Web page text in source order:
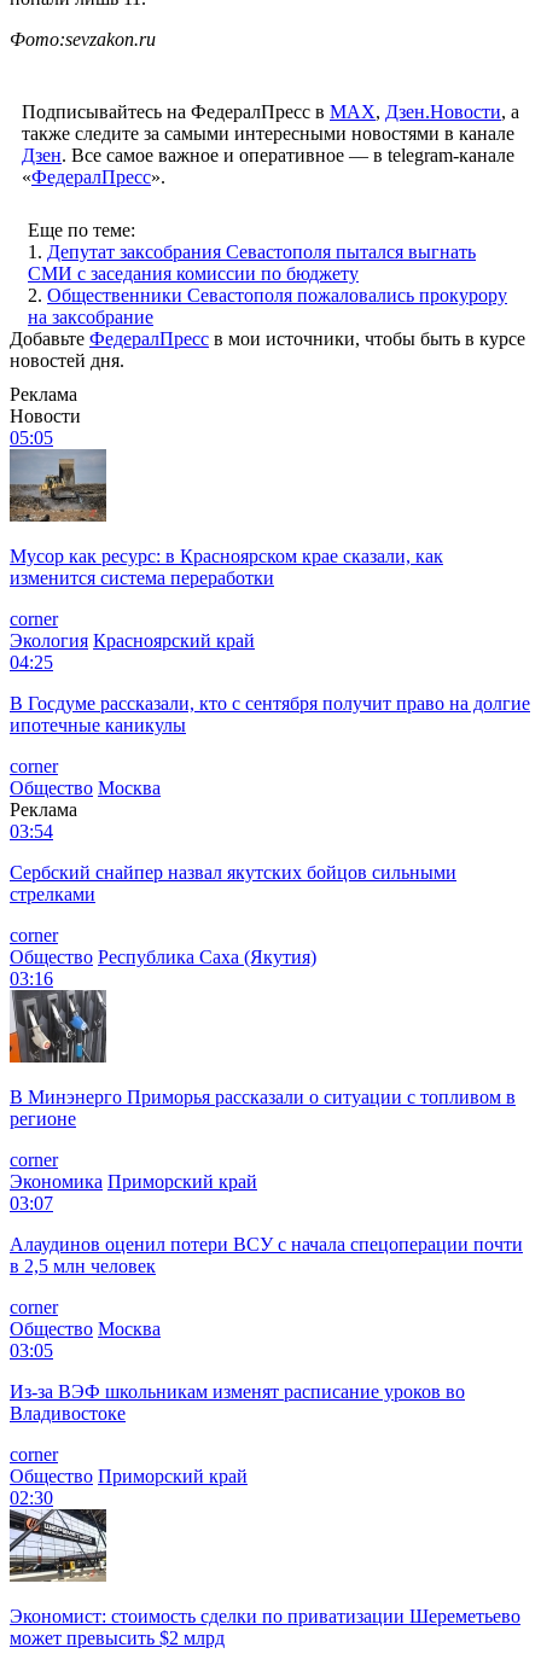
Фото:sevzakon.ru
Подписывайтесь на ФедералПресс в МАХ, Дзен.Новости, а
также следите за самыми интересными новостями в канале
Дзен. Все самое важное и оперативное — в telegram-канале
«ФедералПресс».
Еще по теме:
1. Депутат заксобрания Севастополя пытался выгнать
СМИ с заседания комиссии по бюджету
2. Общественники Севастополя пожаловались прокурору
на заксобрание
Добавьте ФедералПресс в мои источники, чтобы быть в курсе
новостей дня.
Реклама
Новости
05:05
Мусор как ресурс: в Красноярском крае сказали, как
изменится система переработки
corner
Экология Красноярский край
04:25
В Госдуме рассказали, кто с сентября получит право на долгие
ипотечные каникулы
corner
Общество Москва
Реклама
03:54
Сербский снайпер назвал якутских бойцов сильными
стрелками
corner
Общество Республика Саха (Якутия)
03:16
В Минэнерго Приморья рассказали о ситуации с топливом в
регионе
corner
Экономика Приморский край
03:07
Алаудинов оценил потери ВСУ с начала спецоперации почти
в 2,5 млн человек
corner
Общество Москва
03:05
Из-за ВЭФ школьникам изменят расписание уроков во
Владивостоке
corner
Общество Приморский край
02:30
Экономист: стоимость сделки по приватизации Шереметьево
может превысить $2 млрд